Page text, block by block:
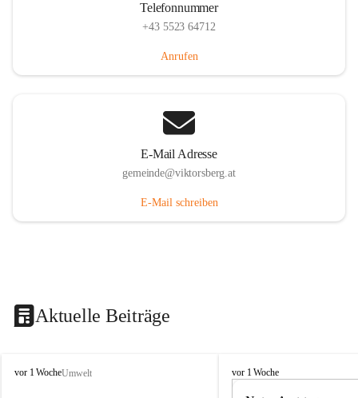
Telefonnummer
+43 5523 64712
Anrufen
E-Mail Adresse
gemeinde@viktorsberg.at
E-Mail schreiben
Aktuelle Beiträge
V
vor 1 WocheUmwelt
V
vor 1 Woche